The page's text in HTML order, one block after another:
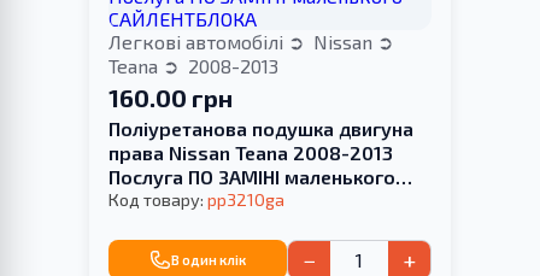
Легкові автомобілі
Nissan
Teana
2008-2013
160.00 грн
Поліуретанова подушка двигуна
права Nissan Teana 2008-2013
Послуга ПО ЗАМІНІ маленького
САЙЛЕНТБЛОКА
Код товару: pp3210ga
В один клік − +